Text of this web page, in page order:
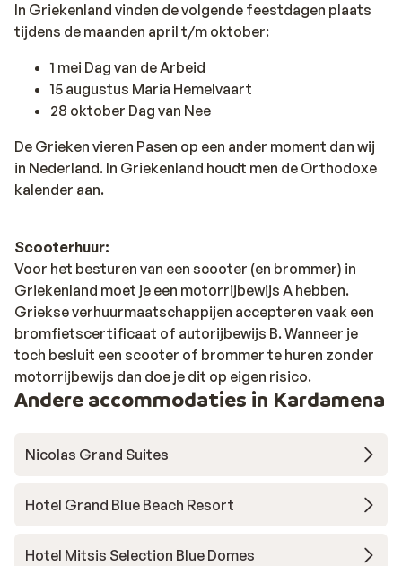
In Griekenland vinden de volgende feestdagen plaats
tijdens de maanden april t/m oktober:
1 mei Dag van de Arbeid
15 augustus Maria Hemelvaart
28 oktober Dag van Nee
De Grieken vieren Pasen op een ander moment dan wij
in Nederland. In Griekenland houdt men de Orthodoxe
kalender aan.
Scooterhuur:
Voor het besturen van een scooter (en brommer) in
Griekenland moet je een motorrijbewijs A hebben.
Griekse verhuurmaatschappijen accepteren vaak een
bromfietscertificaat of autorijbewijs B. Wanneer je
toch besluit een scooter of brommer te huren zonder
motorrijbewijs dan doe je dit op eigen risico.
Andere accommodaties in Kardamena
Nicolas Grand Suites
Hotel Grand Blue Beach Resort
Hotel Mitsis Selection Blue Domes